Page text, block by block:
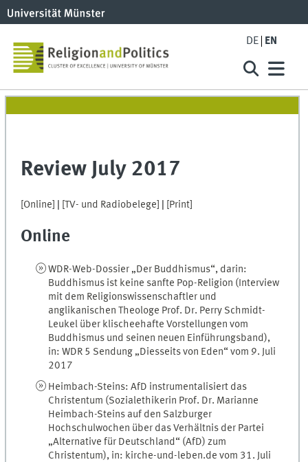
DE EN
Review July 2017
[Online] [TV- und Radiobelege] [Print]
Online
WDR-Web-Dossier „Der Buddhismus“, darin:
Buddhismus ist keine sanfte Pop-Religion (Interview
mit dem Religionswissenschaftler und
anglikanischen Theologe Prof. Dr. Perry Schmidt-
Leukel über klischeehafte Vorstellungen vom
Buddhismus und seinen neuen Einführungsband),
in: WDR 5 Sendung „Diesseits von Eden“ vom 9. Juli
2017
Heimbach-Steins: AfD instrumentalisiert das
Christentum (Sozialethikerin Prof. Dr. Marianne
Heimbach-Steins auf den Salzburger
Hochschulwochen über das Verhältnis der Partei
„Alternative für Deutschland“ (AfD) zum
Christentum), in: kirche-und-leben.de vom 31. Juli